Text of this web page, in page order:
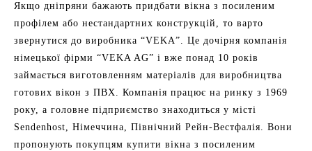
Якщо дніпряни бажають придбати вікна з посиленим
профілем або нестандартних конструкцій, то варто
звернутися до виробника “VEKA”. Це дочірня компанія
німецької фірми “VEKA AG” і вже понад 10 років
займається виготовленням матеріалів для виробництва
готових вікон з ПВХ. Компанія працює на ринку з 1969
року, а головне підприємство знаходиться у місті
Sendenhost, Німеччина, Північний Рейн-Вестфалія. Вони
пропонують покупцям купити вікна з посиленим